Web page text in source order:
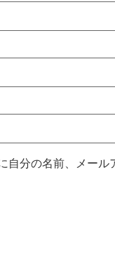
分の名前、メール